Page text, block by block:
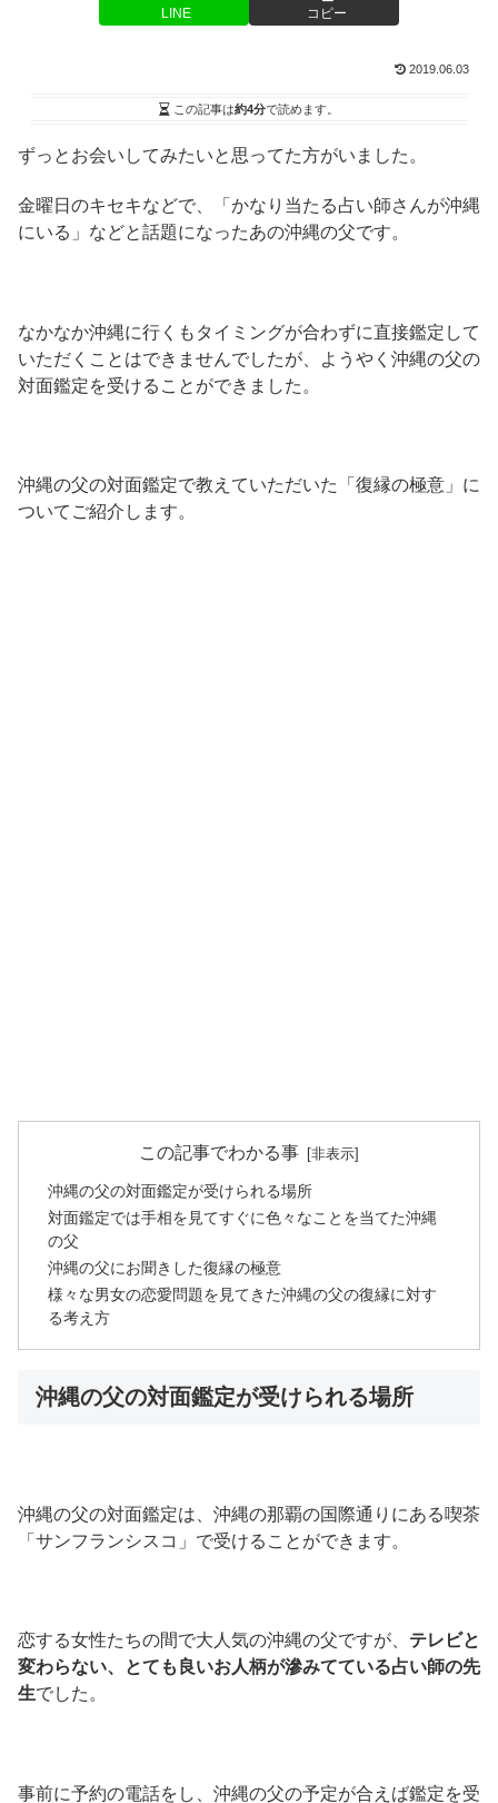
LINE コピー
2019.06.03
この記事は約4分で読めます。
ずっとお会いしてみたいと思ってた方がいました。
金曜日のキセキなどで、「かなり当たる占い師さんが沖縄
にいる」などと話題になったあの沖縄の父です。
なかなか沖縄に行くもタイミングが合わずに直接鑑定して
いただくことはできませんでしたが、ようやく沖縄の父の
対面鑑定を受けることができました。
沖縄の父の対面鑑定で教えていただいた「復縁の極意」に
ついてご紹介します。
この記事でわかる事
沖縄の父の対面鑑定が受けられる場所
対面鑑定では手相を見てすぐに色々なことを当てた沖縄
の父
沖縄の父にお聞きした復縁の極意
様々な男女の恋愛問題を見てきた沖縄の父の復縁に対す
る考え方
沖縄の父の対面鑑定が受けられる場所
沖縄の父の対面鑑定は、沖縄の那覇の国際通りにある喫茶
「サンフランシスコ」で受けることができます。
恋する女性たちの間で大人気の沖縄の父ですが、 テレビと
変わらない、とても良いお人柄が滲みてている占い師の先
生でした。
事前に予約の電話をし、沖縄の父の予定が合えば鑑定を受